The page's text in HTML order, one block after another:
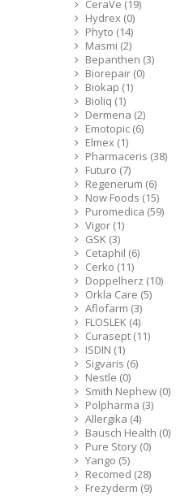
CeraVe (19)
Hydrex (0)
Phyto (14)
Masmi (2)
Bepanthen (3)
Biorepair (0)
Biokap (1)
Bioliq (1)
Dermena (2)
Emotopic (6)
Elmex (1)
Pharmaceris (38)
Futuro (7)
Regenerum (6)
Now Foods (15)
Puromedica (59)
Vigor (1)
GSK (3)
Cetaphil (6)
Cerko (11)
Doppelherz (10)
Orkla Care (5)
Aflofarm (3)
FLOSLEK (4)
Curasept (11)
ISDIN (1)
Sigvaris (6)
Nestle (0)
Smith Nephew (0)
Polpharma (3)
Allergika (4)
Bausch Health (0)
Pure Story (0)
Yango (5)
Recomed (28)
Frezyderm (9)